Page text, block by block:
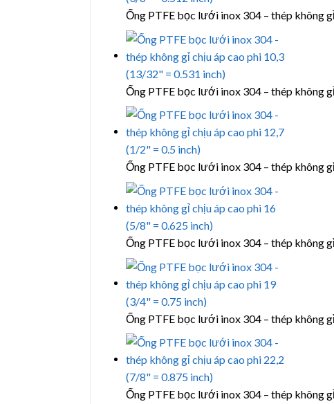
Ống PTFE bọc lưới inox 304 – thép không
Ống PTFE bọc lưới inox 304 – thép không
Ống PTFE bọc lưới inox 304 – thép không
Ống PTFE bọc lưới inox 304 – thép không
Ống PTFE bọc lưới inox 304 – thép không
Ống PTFE bọc lưới inox 304 – thép không